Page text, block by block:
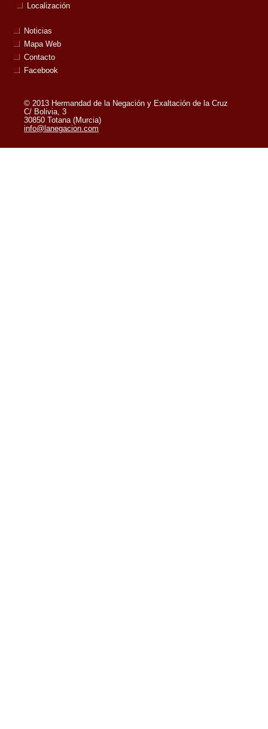
Localización
Noticias
Mapa Web
Contacto
Facebook
© 2013 Hermandad de la Negación y Exaltación de la Cruz
C/ Bolivia, 3
30850 Totana (Murcia)
info@lanegacion.com